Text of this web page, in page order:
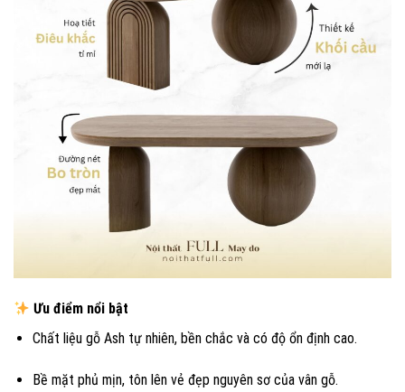
Ưu điểm nổi bật
Chất liệu gỗ Ash tự nhiên, bền chắc và có độ ổn định cao.
Bề mặt phủ mịn, tôn lên vẻ đẹp nguyên sơ của vân gỗ.